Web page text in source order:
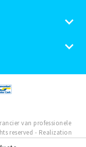
van professionele
reserved - Realization